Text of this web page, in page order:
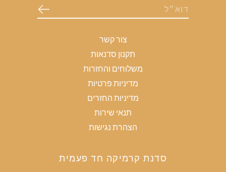
צור קשר
תקנון סדנאות
משלוחים והחזרות
מדיניות פרטיות
מדיניות החזרים
תנאי שירות
הצהרת נגישות
סדנת קרמיקה חד פעמית